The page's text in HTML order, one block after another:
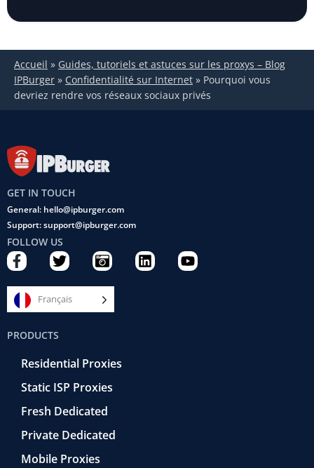
Accueil » Guides, tutoriels et astuces sur les proxys – Blog
IPBurger » Confidentialité sur Internet » Pourquoi vous
devriez rendre vos réseaux sociaux privés
GET IN TOUCH
General: hello@ipburger.com
Support: support@ipburger.com
FOLLOW US
F
a
c
e
b
o
o
k
T
w
i
t
t
C
a
m
e
r
e
t
r
o
L
i
Y
o
Français
PRODUCTS
Residential Proxies
Static ISP Proxies
Fresh Dedicated
Private Dedicated
Mobile Proxies